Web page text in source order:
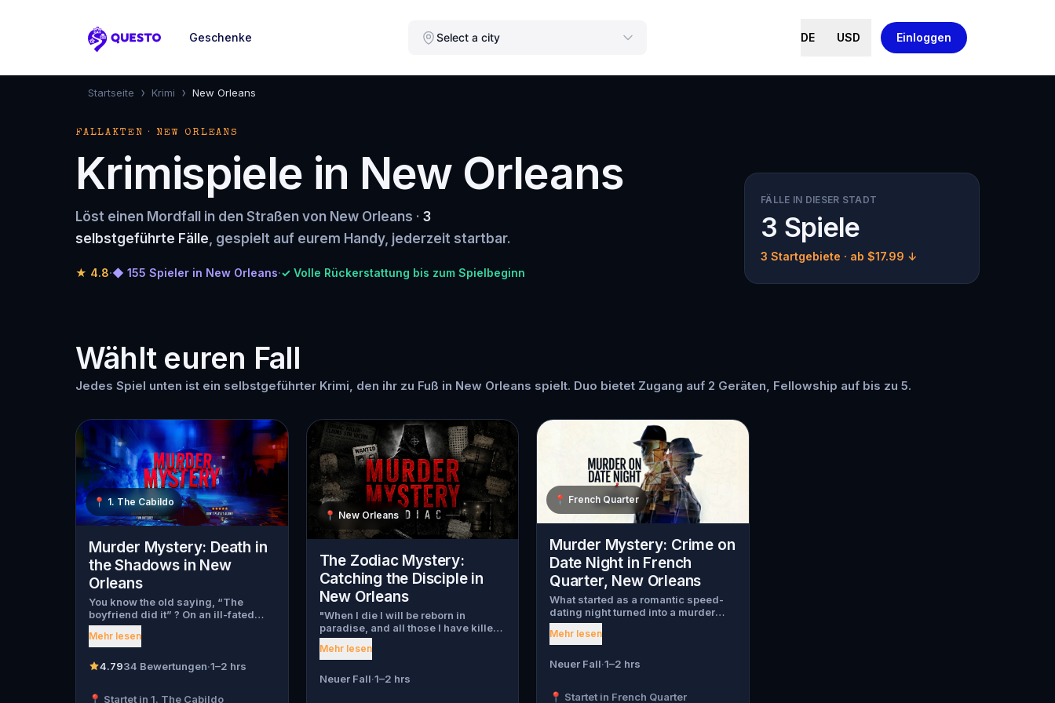
Questo
Select a city
Geschenke DE USD Einloggen
Startseite › Krimi › New Orleans
FALLAKTEN · NEW ORLEANS
Krimispiele in New Orleans
Löst einen Mordfall in den Straßen von New Orleans · 3
selbstgeführte Fälle, gespielt auf eurem Handy, jederzeit startbar.
★ 4.8·◆ 155 Spieler in New Orleans·✓ Volle Rückerstattung bis zum Spielbeginn
FÄLLE IN DIESER STADT
3 Spiele
3 Startgebiete · ab $17.99 ↓
Wählt euren Fall
Jedes Spiel unten ist ein selbstgeführter Krimi, den ihr zu Fuß in New Orleans spielt. Duo bietet Zugang auf 2 Geräten, Fellowship auf bis zu 5.
📍 1. The Cabildo
Murder Mystery: Death in
the Shadows in New
Orleans
You know the old saying, “The
boyfriend did it” ? On an ill-fated
night, love goes terribly wrong for
Bella Wanderlust and Walter Bridges
found dead during a ghost tour led
Mehr lesen
4.7934 Bewertungen·1–2 hrs
📍 Startet in 1. The Cabildo
📍 New Orleans
The Zodiac Mystery:
Catching the Disciple in
New Orleans
"When I die I will be reborn in
paradise, and all those I have killed
will become my slaves." Decades
ago, the Zodiac Killer carved those
into the fog. The case went cold.
Mehr lesen
Neuer Fall·1–2 hrs
📍 French Quarter
Murder Mystery: Crime on
Date Night in French
Quarter, New Orleans
What started as a romantic speed-
dating night turned into a murder
mystery. Just as introductions
begin, a chilling scream tears
has been murdered , and the killer
forward. This was no random attack.
Mehr lesen
Neuer Fall·1–2 hrs
📍 Startet in French Quarter